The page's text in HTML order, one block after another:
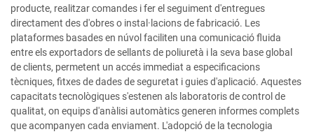
producte, realitzar comandes i fer el seguiment d'entregues
directament des d'obres o instal·lacions de fabricació. Les
plataformes basades en núvol faciliten una comunicació fluida
entre els exportadors de sellants de poliuretà i la seva base global
de clients, permetent un accés immediat a especificacions
tècniques, fitxes de dades de seguretat i guies d'aplicació. Aquestes
capacitats tecnològiques s'estenen als laboratoris de control de
qualitat, on equips d'anàlisi automàtics generen informes complets
que acompanyen cada enviament. L'adopció de la tecnologia